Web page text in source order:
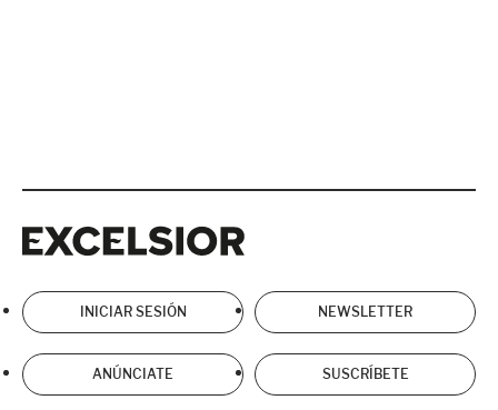
INICIAR SESIÓN NEWSLETTER
ANÚNCIATE SUSCRÍBETE